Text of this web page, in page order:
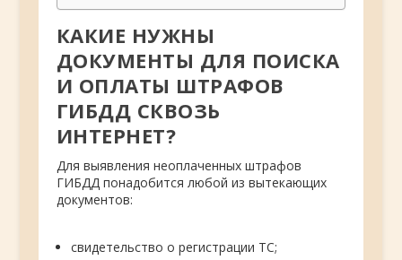
КАКИЕ НУЖНЫ
ДОКУМЕНТЫ ДЛЯ ПОИСКА
И ОПЛАТЫ ШТРАФОВ
ГИБДД СКВОЗЬ
ИНТЕРНЕТ?
Для выявления неоплаченных штрафов
ГИБДД понадобится любой из вытекающих
документов:
свидетельство о регистрации ТС;